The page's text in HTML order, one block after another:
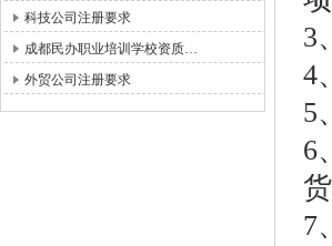
科技公司注册要求
成都民办职业培训学校资质…
外贸公司注册要求
3
4
5
6
7